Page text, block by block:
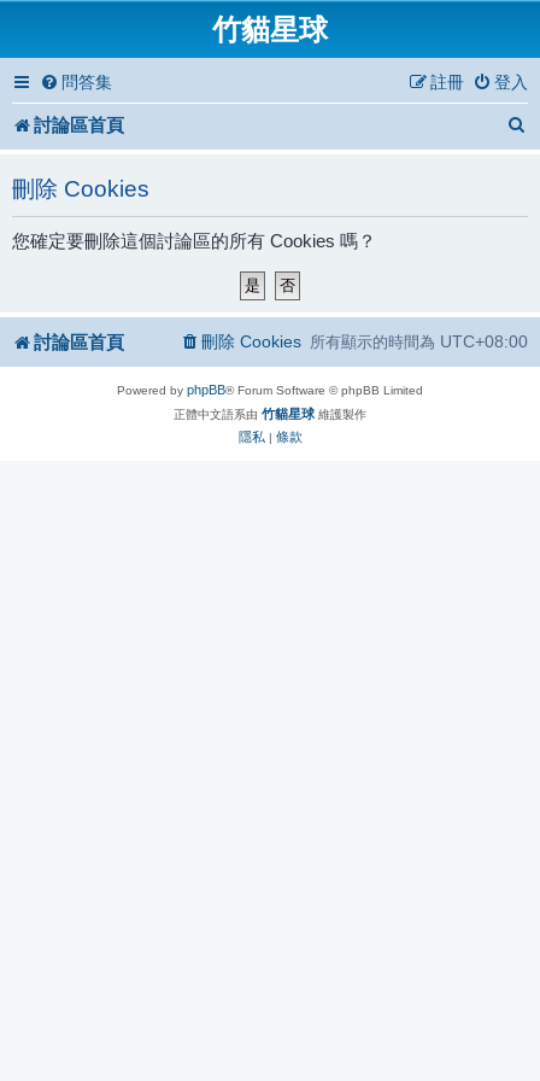
竹貓星球
問答集 登入
註冊
討論區首頁
刪除 Cookies
您確定要刪除這個討論區的所有 Cookies 嗎？
討論區首頁 所有顯示的時間為 UTC+08:00
刪除 Cookies
Powered by phpBB® Forum Software © phpBB Limited
正體中文語系由 竹貓星球 維護製作
隱私 | 條款